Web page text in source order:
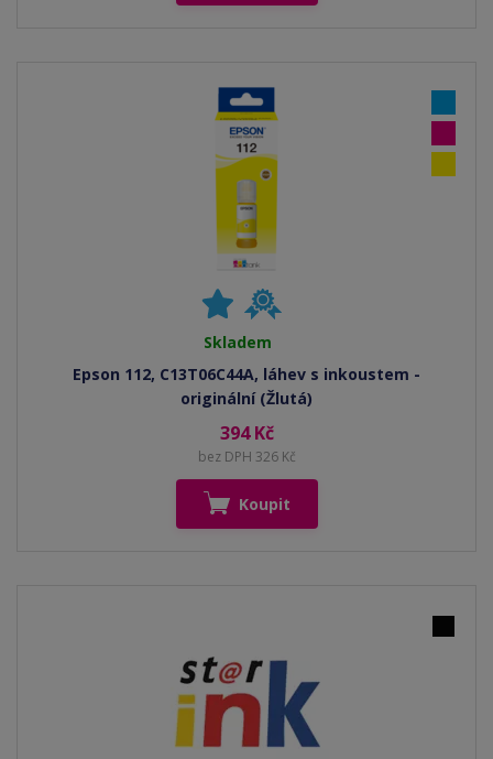
Skladem
Epson 112, C13T06C44A, láhev s inkoustem -
originální (Žlutá)
394 Kč
bez DPH 326 Kč
Koupit